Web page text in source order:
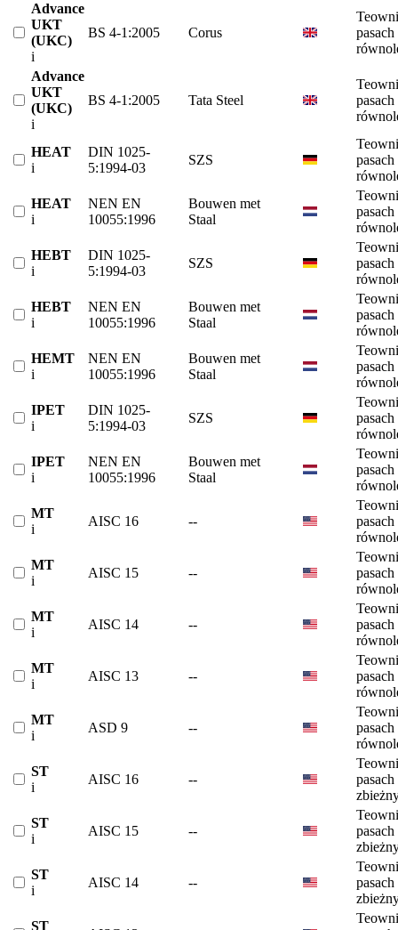
Advance
UKT
(UKC)
i
BS 4-1:2005 Corus
pasach
Advance
UKT
(UKC)
i
BS 4-1:2005 Tata Steel
pasach
HEAT
i
DIN 1025-
5:1994-03
SZS
pasach
HEAT
i
NEN EN
10055:1996
Bouwen met
Staal
pasach
HEBT
i
DIN 1025-
5:1994-03
SZS
pasach
HEBT
i
NEN EN
10055:1996
Bouwen met
Staal
pasach
HEMT
i
NEN EN
10055:1996
Bouwen met
Staal
pasach
IPET
i
DIN 1025-
5:1994-03
SZS
pasach
IPET
i
NEN EN
10055:1996
Bouwen met
Staal
pasach
MT
i
AISC 16 --
pasach
MT
i
AISC 15 --
pasach
MT
i
AISC 14 --
pasach
MT
i
AISC 13 --
pasach
MT
i
ASD 9 --
pasach
ST
i
AISC 16 --
pasach
ST
i
AISC 15 --
pasach
ST
i
AISC 14 --
pasach
ST